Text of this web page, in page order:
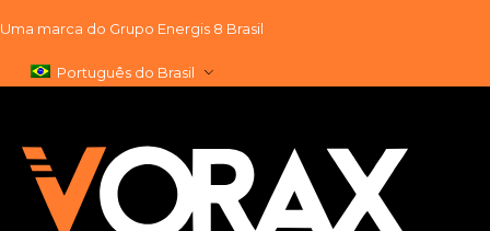
para
Uma marca do Grupo Energis 8 Brasil
Português do Brasil